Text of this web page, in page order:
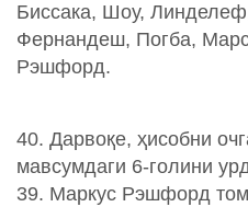
Биссака, Шоу,
Фернандеш, Погба,
Рэшфорд.
40. Дарвоқе, ҳисобни
мавсумдаги 6-голини
39. Маркус Рэшфорд